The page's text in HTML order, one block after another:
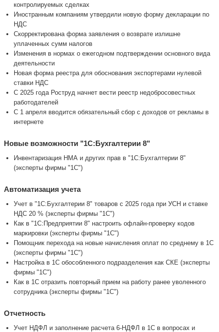
контролируемых сделках
Иностранным компаниям утвердили новую форму декларации по
НДС
Скорректирована форма заявления о возврате излишне
уплаченных сумм налогов
Изменения в нормах о ежегодном подтверждении основного вида
деятельности
Новая форма реестра для обоснования экспортерами нулевой
ставки НДС
С 2025 года Роструд начнет вести реестр недобросовестных
работодателей
С 1 апреля вводится обязательный сбор с доходов от рекламы в
интернете
Новые возможности "1С:Бухгалтерии 8"
Инвентаризация НМА и других прав в "1С:Бухгалтерии 8"
(эксперты фирмы "1С")
Автоматизация учета
Учет в "1С:Бухгалтерии 8" товаров с 2025 года при УСН и ставке
НДС 20 % (эксперты фирмы "1С")
Как в "1С:Предприятии 8" настроить офлайн-проверку кодов
маркировки (эксперты фирмы "1С")
Помощник перехода на новые начисления оплат по среднему в 1С
(эксперты фирмы "1С")
Настройка в 1С обособленного подразделения как СКЕ (эксперты
фирмы "1С")
Как в 1С отразить повторный прием на работу ранее уволенного
сотрудника (эксперты фирмы "1С")
Отчетность
Учет НДФЛ и заполнение расчета 6-НДФЛ в 1С в вопросах и